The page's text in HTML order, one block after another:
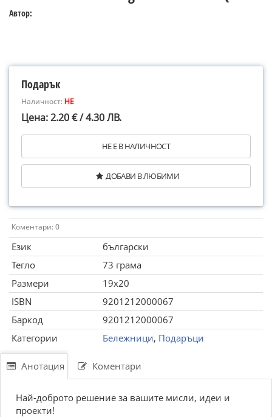
Автор:
Подарък
Наличност: НЕ
Цена: 2.20 € / 4.30 ЛВ.
НЕ Е В НАЛИЧНОСТ
ДОБАВИ В ЛЮБИМИ
Коментари: 0
Език
български
Тегло
73 грама
Размери
19x20
ISBN
9201212000067
Баркод
9201212000067
Категории
Бележници, Подаръци
Анотация Коментари
Най-доброто решение за вашите мисли, идеи и
проекти!